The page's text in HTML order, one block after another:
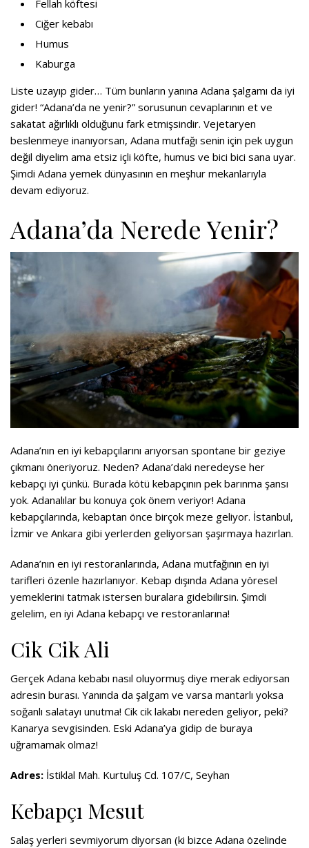
Fellah köftesi
Ciğer kebabı
Humus
Kaburga
Liste uzayıp gider… Tüm bunların yanına Adana şalgamı da iyi
gider! “Adana’da ne yenir?” sorusunun cevaplarının et ve
sakatat ağırlıklı olduğunu fark etmişsindir. Vejetaryen
beslenmeye inanıyorsan, Adana mutfağı senin için pek uygun
değil diyelim ama etsiz içli köfte, humus ve bici bici sana uyar.
Şimdi Adana yemek dünyasının en meşhur mekanlarıyla
devam ediyoruz.
Adana’da Nerede Yenir?
Adana’nın en iyi kebapçılarını arıyorsan spontane bir geziye
çıkmanı öneriyoruz. Neden? Adana’daki neredeyse her
kebapçı iyi çünkü. Burada kötü kebapçının pek barınma şansı
yok. Adanalılar bu konuya çok önem veriyor! Adana
kebapçılarında, kebaptan önce birçok meze geliyor. İstanbul,
İzmir ve Ankara gibi yerlerden geliyorsan şaşırmaya hazırlan.
Adana’nın en iyi restoranlarında, Adana mutfağının en iyi
tarifleri özenle hazırlanıyor. Kebap dışında Adana yöresel
yemeklerini tatmak istersen buralara gidebilirsin. Şimdi
gelelim, en iyi Adana kebapçı ve restoranlarına!
Cik Cik Ali
Gerçek Adana kebabı nasıl oluyormuş diye merak ediyorsan
adresin burası. Yanında da şalgam ve varsa mantarlı yoksa
soğanlı salatayı unutma! Cik cik lakabı nereden geliyor, peki?
Kanarya sevgisinden. Eski Adana’ya gidip de buraya
uğramamak olmaz!
Adres: İstiklal Mah. Kurtuluş Cd. 107/C, Seyhan
Kebapçı Mesut
Salaş yerleri sevmiyorum diyorsan (ki bizce Adana özelinde